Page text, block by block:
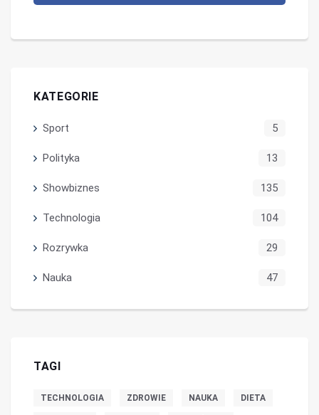
KATEGORIE
Sport 5
Polityka 13
Showbiznes 135
Technologia 104
Rozrywka 29
Nauka 47
TAGI
TECHNOLOGIA ZDROWIE NAUKA DIETA